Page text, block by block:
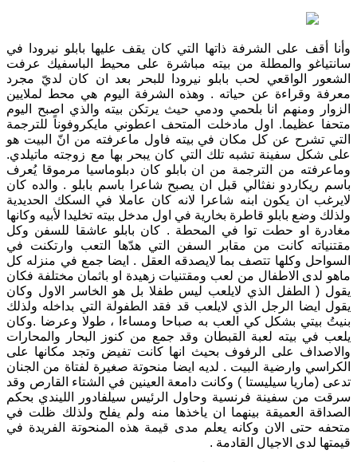
وأنا أقف على الشرفة ذاتها التي كان يقف عليها بابلو نيرودا في
سانتياغو والمطلة من بيته مباشرة على محيط الباسفيك عرفت
الشعور الواقعي لحب بابلو نيرودا للبحر بعد ان كان لديّ مجرد
معرفة وقراءة عن حياته . وهذه الشرفة اليوم هي محط لملايين
الزوار ومنهم انا بلحمي ودمي حيث يرتكن بيته والذي اصبح اليوم
متحفا عظيما. اول مادخلت المتحف اعطوني مايكروفوناً للترجمة
التي تشرح عن كل مكان في بيته فاول ماعرفته من انّ البيت هو
على شكل سفينة تشبه تلك التي كان يبحر بها مع زوجته ماتيلدي.
وماعرفته من الترجمة من ان بابلو كان دبلوماسيا مرموقا يُعرف
باسم ريكاردو نفثالي قبل ان يصبح شاعرا باسم بابلو . والده كان
لايرغب ان يكون ابنه شاعرا لانه كان عاملا في السكك الحديدية
ولذلك وضع بابلو قاطرة بخارية في اول مدخل بيته تخليدا لأبيه وكانها
مغادرة او حطت توا في المحطة . كان بابلو عاشقا للسفن وكل
مقتنياته كانت من مقابر السفن التي هدّها التعب وارتكنت في
السواحل وكلها تتصف بما لايصدقه العقل . ايضا جمع في منزله كل
ماهو لدى الاطفال من لعب ومقتنيات زهيدة او باثمان مختلفة فكان
يقول ( الطفل الذي لايلعب ليس طفلا بل هو الخاسر الاول وكان
يقول ايضا الرجل الذي لايلعب قد فقد الطفولة التي بداخله ولذلك
بنيتُ بيتي بشكل كي العب به صباحا ومساءا ، طولا وعرضا .وكان
يلعب في بيته لعبة القبطان وقد جمع من كنوز البحار والمحارات
والاصداف على الرفوف بحيث انها كانت تفيض وتجد مكانها على
الكراسي وارضية البيت . لديه ايضا منحوتة صغيرة لفتاة من الجنان
تدعى (ماريا سيليستا ) وكانت دامعة العينين في الشتاء القارص وقد
سرقت من سفينة فرنسية وحاول الرئيس سيلفادور الليندي بحكم
الصداقة العميقة بينهما ان ياخذها منه ولم يفلح ولذلك ظلت في
متحفه حتى الان وكانه يعلم مدى قيمة هذه المنحوتة الفريدة في
قيمتها لدى الاجيال القادمة .